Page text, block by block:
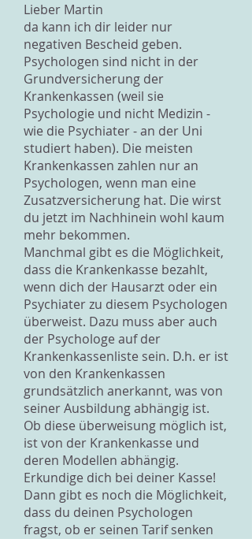
Lieber Martin
da kann ich dir leider nur
negativen Bescheid geben.
Psychologen sind nicht in der
Grundversicherung der
Krankenkassen (weil sie
Psychologie und nicht Medizin -
wie die Psychiater - an der Uni
studiert haben). Die meisten
Krankenkassen zahlen nur an
Psychologen, wenn man eine
Zusatzversicherung hat. Die wirst
du jetzt im Nachhinein wohl kaum
mehr bekommen.
Manchmal gibt es die Möglichkeit,
dass die Krankenkasse bezahlt,
wenn dich der Hausarzt oder ein
Psychiater zu diesem Psychologen
überweist. Dazu muss aber auch
der Psychologe auf der
Krankenkassenliste sein. D.h. er ist
von den Krankenkassen
grundsätzlich anerkannt, was von
seiner Ausbildung abhängig ist.
Ob diese überweisung möglich ist,
ist von der Krankenkasse und
deren Modellen abhängig.
Erkundige dich bei deiner Kasse!
Dann gibt es noch die Möglichkeit,
dass du deinen Psychologen
fragst, ob er seinen Tarif senken